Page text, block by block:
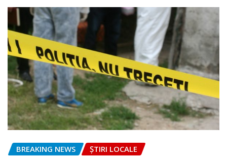
BREAKING NEWS ȘTIRI LOCALE